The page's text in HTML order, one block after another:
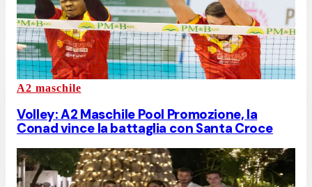
A2 maschile
Volley: A2 Maschile Pool Promozione, la
Conad vince la battaglia con Santa Croce